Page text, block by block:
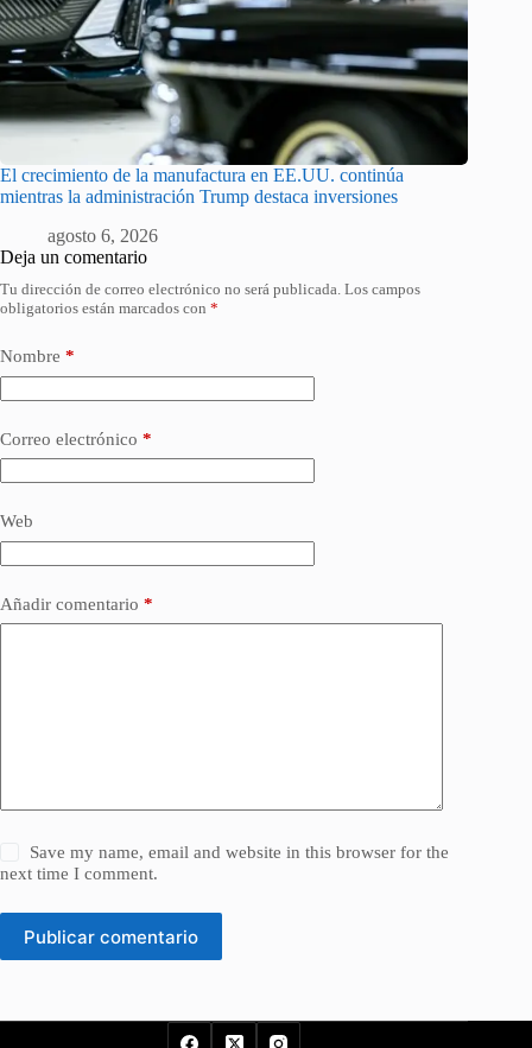
El crecimiento de la manufactura en EE.UU. continúa
mientras la administración Trump destaca inversiones
agosto 6, 2026
Deja un comentario
Tu dirección de correo electrónico no será publicada. Los campos
obligatorios están marcados con *
Nombre *
Correo electrónico *
Web
Añadir comentario *
Save my name, email and website in this browser for the
next time I comment.
Publicar comentario